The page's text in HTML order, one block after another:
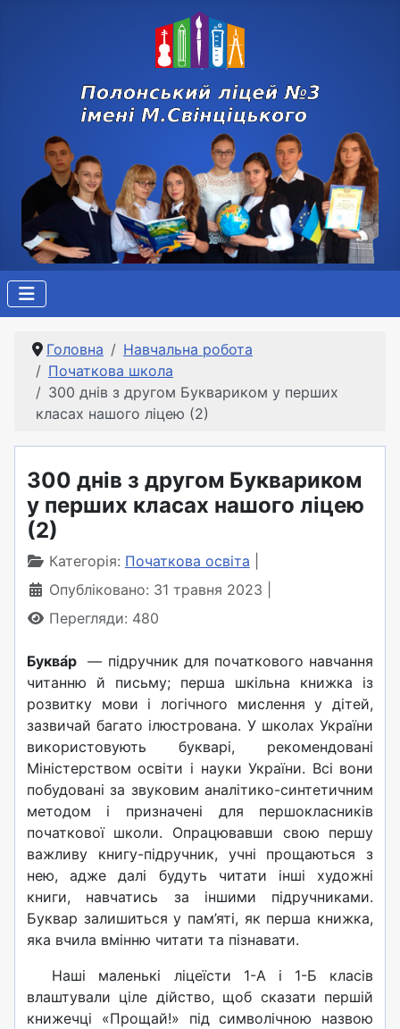
Головна
Навчальна робота
Початкова школа
300 днів з другом Буквариком у перших
класах нашого ліцею (2)
300 днів з другом Буквариком
у перших класах нашого ліцею
(2)
Категорія: Початкова освіта
Опубліковано: 31 травня 2023
Перегляди: 480
Буква́р— підручник для початкового навчання
читанню й письму; перша шкільна книжка із
розвитку мови і логічного мислення у дітей,
зазвичай багато ілюстрована. У школах України
використовують букварі, рекомендовані
Міністерством освіти і науки України. Всі вони
побудовані за звуковим аналітико-синтетичним
методом і призначені для першокласників
початкової школи. Опрацювавши свою першу
важливу книгу-підручник, учні прощаються з
нею, адже далі будуть читати інші художні
книги, навчатись за іншими підручниками.
Буквар залишиться у пам’яті, як перша книжка,
яка вчила вмінню читати та пізнавати.
Наші маленькі ліцеїсти 1-А і 1-Б класів
влаштували ціле дійство, щоб сказати першій
книжечці «Прощай!» під символічною назвою